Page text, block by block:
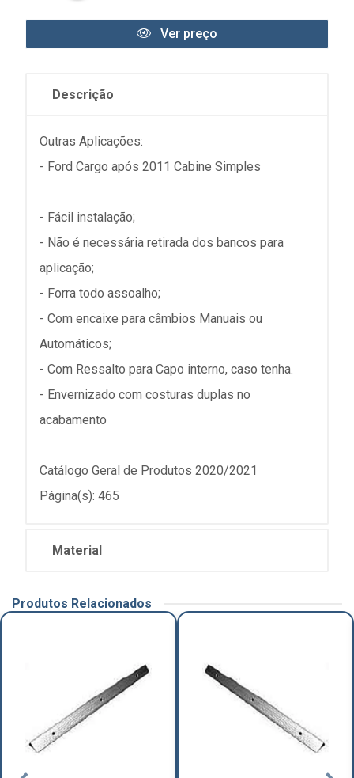
Ver preço
Descrição
Outras Aplicações:
- Ford Cargo após 2011 Cabine Simples
- Fácil instalação;
- Não é necessária retirada dos bancos para
aplicação;
- Forra todo assoalho;
- Com encaixe para câmbios Manuais ou
Automáticos;
- Com Ressalto para Capo interno, caso tenha.
- Envernizado com costuras duplas no
acabamento
Catálogo Geral de Produtos 2020/2021
Página(s): 465
Material
Produtos Relacionados